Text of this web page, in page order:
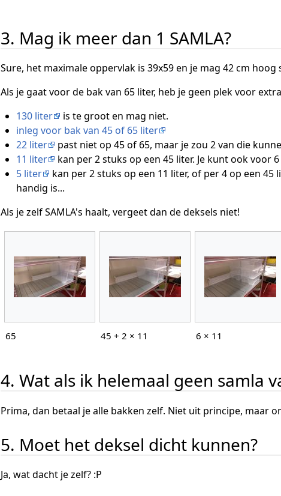
3. Mag ik meer dan 1 SAMLA?
Sure, het maximale oppervlak is 39x59 en je mag 42 cm
Als je gaat voor de bak van 65 liter, heb je geen plek voor
130 liter
is te groot en mag niet.
inleg voor bak van 45 of 65 liter
22 liter
past niet op 45 of 65, maar je zou 2 van die
11 liter
kan per 2 stuks op een 45 liter. Je kunt ook voor
5 liter
kan per 2 stuks op een 11 liter, of per 4 op een 45
handig is...
Als je zelf SAMLA's haalt, vergeet dan de deksels niet!
65 45 + 2 × 11 6 × 11
4. Wat als ik helemaal geen samla
Prima, dan betaal je alle bakken zelf. Niet uit principe, maar
5. Moet het deksel dicht kunnen?
Ja, wat dacht je zelf? :P